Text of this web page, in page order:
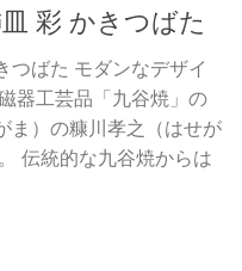
彩 かきつばた
つばた モダンなデザイ
器工芸品「九谷焼」の
ま）の糠川孝之（はせが
伝統的な九谷焼からは